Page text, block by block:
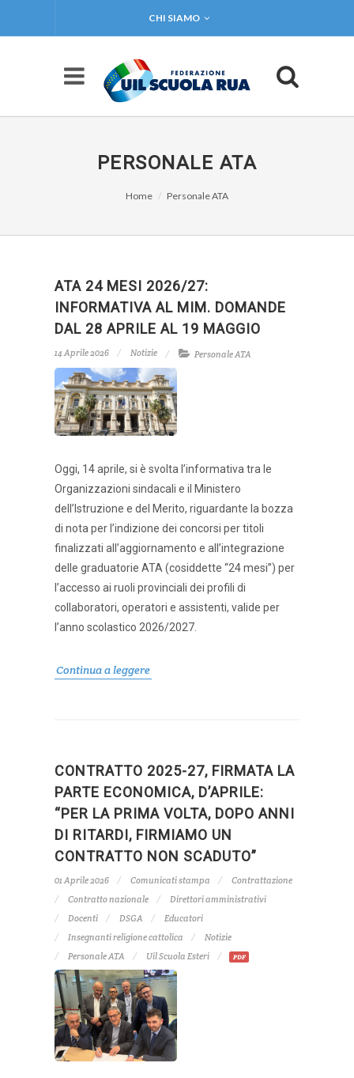
CHI SIAMO
PERSONALE ATA
Home Personale ATA
ATA 24 MESI 2026/27:
INFORMATIVA AL MIM. DOMANDE
DAL 28 APRILE AL 19 MAGGIO
14 Aprile 2026 Notizie Personale ATA
Oggi, 14 aprile, si è svolta l’informativa tra le
Organizzazioni sindacali e il Ministero
dell’Istruzione e del Merito, riguardante la bozza
di nota per l’indizione dei concorsi per titoli
finalizzati all’aggiornamento e all’integrazione
delle graduatorie ATA (cosiddette “24 mesi”) per
l’accesso ai ruoli provinciali dei profili di
collaboratori, operatori e assistenti, valide per
l’anno scolastico 2026/2027.
Continua a leggere
CONTRATTO 2025-27, FIRMATA LA
PARTE ECONOMICA, D’APRILE:
“PER LA PRIMA VOLTA, DOPO ANNI
DI RITARDI, FIRMIAMO UN
CONTRATTO NON SCADUTO”
01 Aprile 2026 Comunicati stampa
Contrattazione
Contratto nazionale
Direttori amministrativi
Docenti
DSGA
Educatori
Insegnanti religione cattolica
Notizie
Personale ATA
Uil Scuola Esteri PDF